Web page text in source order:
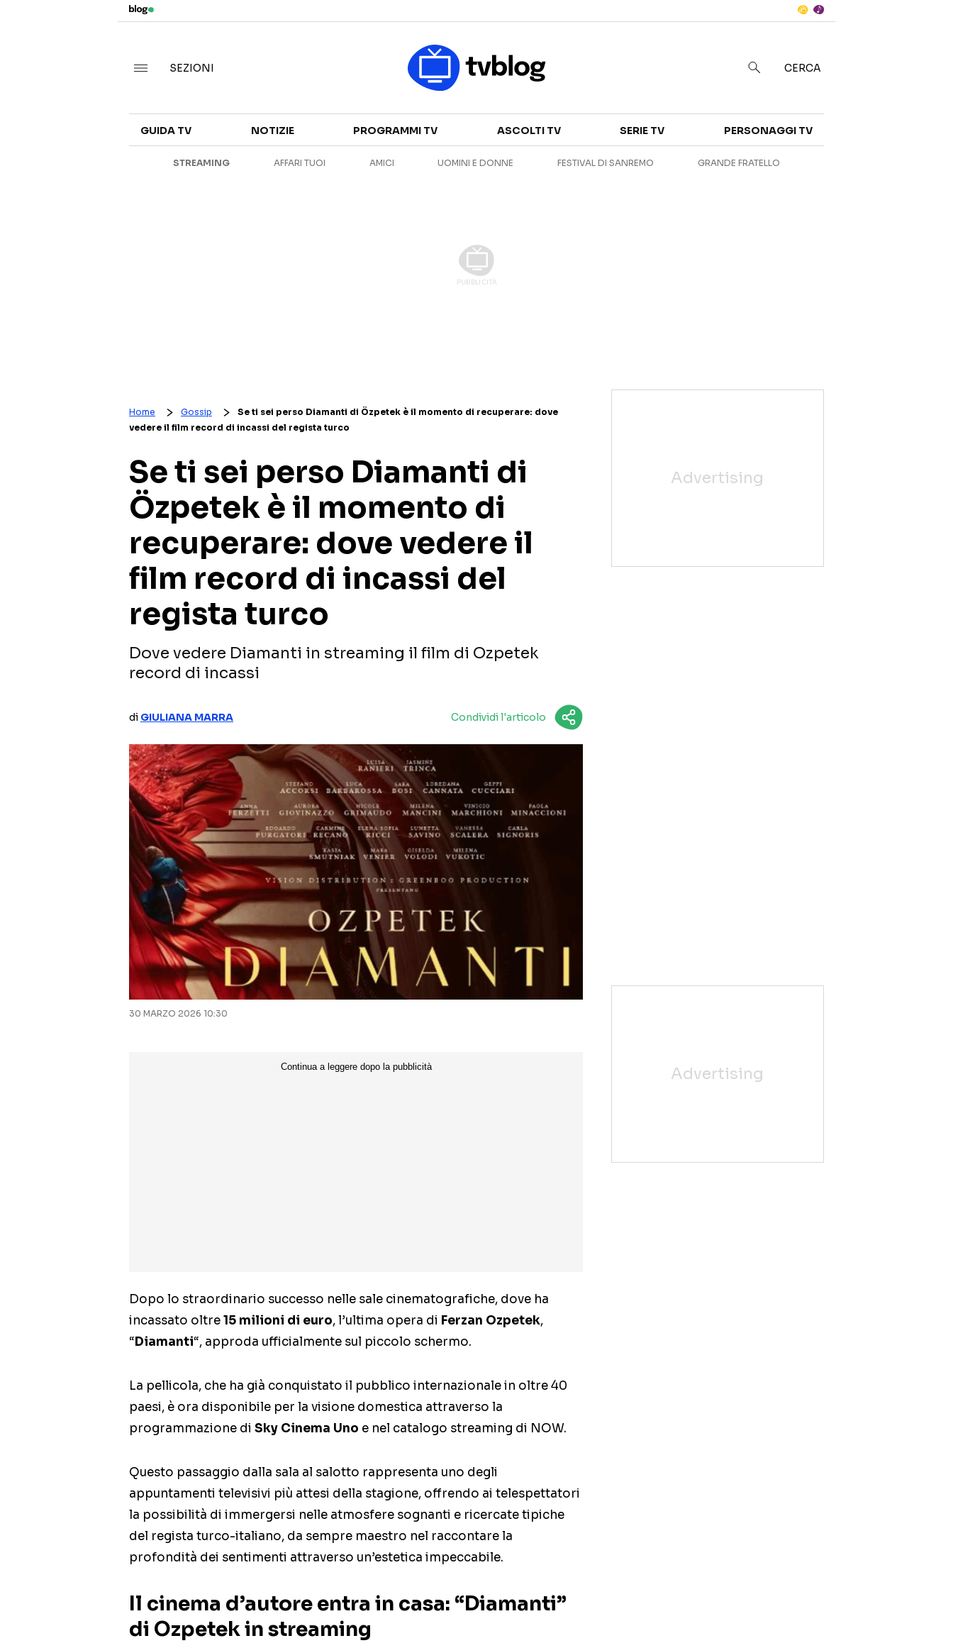
CANALI TV
SERIE TV
ANTEPRIME
SEZIONI CERCA
GUIDA TV NOTIZIE PROGRAMMI TV ASCOLTI TV SERIE TV PERSONAGGI TV
STREAMING AFFARI TUOI AMICI UOMINI E DONNE FESTIVAL DI SANREMO GRANDE FRATELLO
Home Gossip
Se ti sei perso Diamanti di Özpetek è il momento di recuperare: dove
vedere il film record di incassi del regista turco
Se ti sei perso Diamanti di
Özpetek è il momento di
recuperare: dove vedere il
film record di incassi del
regista turco
Dove vedere Diamanti in streaming il film di Ozpetek
record di incassi
di GIULIANA MARRA Condividi l'articolo
30 MARZO 2026 10:30
Dopo lo straordinario successo nelle sale cinematografiche, dove ha
incassato oltre15 milioni di euro, l’ultima opera di Ferzan Ozpetek,
“Diamanti“, approda ufficialmente sul piccolo schermo.
La pellicola, che ha già conquistato il pubblico internazionale in oltre 40
paesi, è ora disponibile per la visione domestica attraverso la
programmazione di Sky Cinema Uno e nel catalogo streaming di NOW.
Questo passaggio dalla sala al salotto rappresenta uno degli
appuntamenti televisivi più attesi della stagione, offrendo ai telespettatori
la possibilità di immergersi nelle atmosfere sognanti e ricercate tipiche
del regista turco-italiano, da sempre maestro nel raccontare la
profondità dei sentimenti attraverso un’estetica impeccabile.
Il cinema d’autore entra in casa: “Diamanti”
di Ozpetek in streaming